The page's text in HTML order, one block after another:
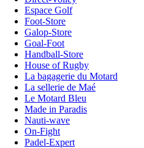
Espace Golf
Foot-Store
Galop-Store
Goal-Foot
Handball-Store
House of Rugby
La bagagerie du Motard
La sellerie de Maé
Le Motard Bleu
Made in Paradis
Nauti-wave
On-Fight
Padel-Expert